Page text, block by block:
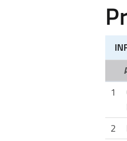
1
2